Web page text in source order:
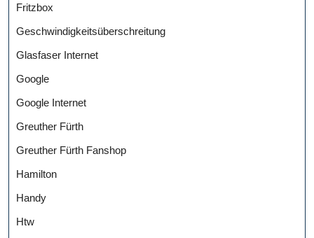
Fritzbox
Geschwindigkeitsüberschreitung
Glasfaser Internet
Google
Google Internet
Greuther Fürth
Greuther Fürth Fanshop
Hamilton
Handy
Htw